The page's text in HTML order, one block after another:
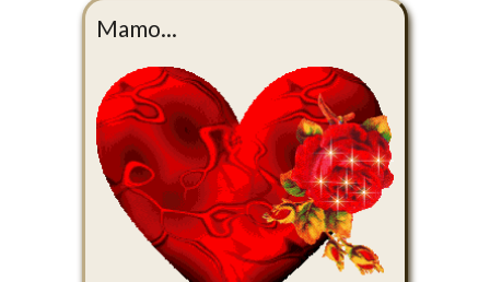
Mamo...